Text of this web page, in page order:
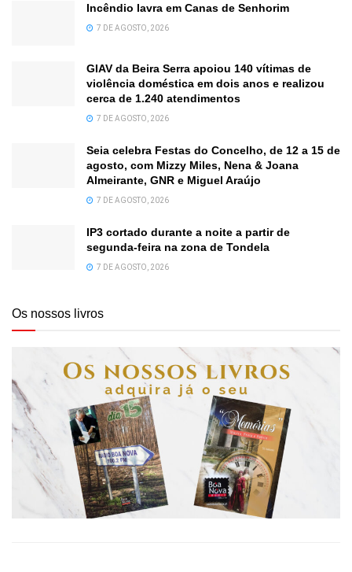
Incêndio lavra em Canas de Senhorim
7 DE AGOSTO, 2026
GIAV da Beira Serra apoiou 140 vítimas de
violência doméstica em dois anos e realizou
cerca de 1.240 atendimentos
7 DE AGOSTO, 2026
Seia celebra Festas do Concelho, de 12 a 15 de
agosto, com Mizzy Miles, Nena & Joana
Almeirante, GNR e Miguel Araújo
7 DE AGOSTO, 2026
IP3 cortado durante a noite a partir de
segunda-feira na zona de Tondela
7 DE AGOSTO, 2026
Os nossos livros